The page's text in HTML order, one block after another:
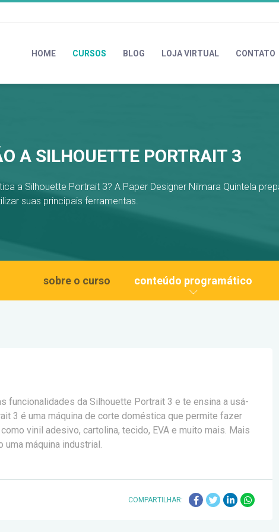
HOME CURSOS BLOG LOJA VIRTUAL CONTATO
A SILHOUETTE PORTRAIT 3
a Silhouette Portrait 3? A Paper Designer Nilmara Quintela
suas principais ferramentas.
sobre o curso conteúdo programático
funcionalidades da Silhouette Portrait 3 e te ensina a usá-
3 é uma máquina de corte doméstica que permite fazer
vinil adesivo, cartolina, tecido, EVA e muito mais. Mais
uma máquina industrial.
COMPARTILHAR: